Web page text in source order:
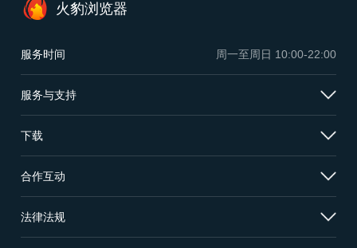
服务时间 周一至周日 10:00-22:00
火豹浏览器
服务与支持
下载
合作互动
法律法规